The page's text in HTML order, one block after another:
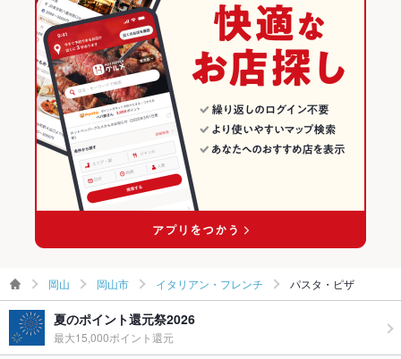
岡山 岡山市 イタリアン・フレンチ パスタ・ピザ
夏のポイント還元祭2026
最大15,000ポイント還元